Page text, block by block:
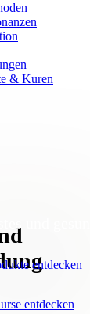
& Kuren
entdecken
entdecken